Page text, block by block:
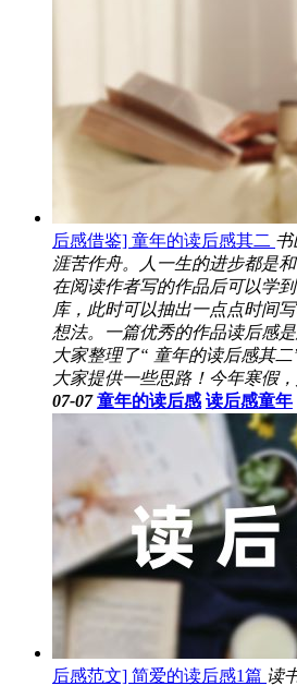
后感借鉴] 童年的读后感其二 书
涯苦作舟。人一生的进步都是
在阅读作者写的作品后可以学
库，此时可以抽出一点点时间
想法。一篇优秀的作品读后感
大家整理了“ 童年的读后感其
大家提供一些思路！今年寒假
07-07 童年的读后感 读后感童年
后感范文] 简爱的读后感1篇 读